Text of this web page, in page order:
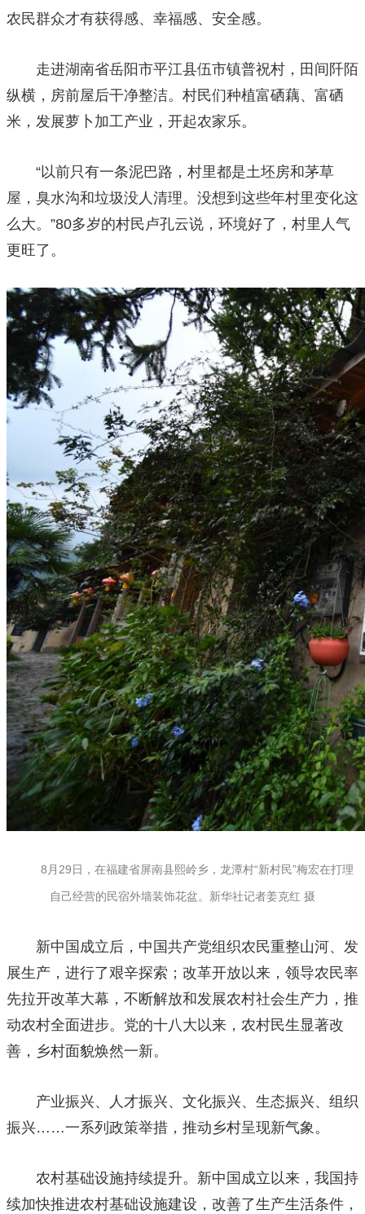
农民群众才有获得感、幸福感、安全感。
走进湖南省岳阳市平江县伍市镇普祝村，田间阡陌
纵横，房前屋后干净整洁。村民们种植富硒藕、富硒
米，发展萝卜加工产业，开起农家乐。
“以前只有一条泥巴路，村里都是土坯房和茅草
屋，臭水沟和垃圾没人清理。没想到这些年村里变化这
么大。”80多岁的村民卢孔云说，环境好了，村里人气
更旺了。
8月29日，在福建省屏南县熙岭乡，龙潭村“新村民”梅宏在打理
自己经营的民宿外墙装饰花盆。新华社记者姜克红 摄
新中国成立后，中国共产党组织农民重整山河、发
展生产，进行了艰辛探索；改革开放以来，领导农民率
先拉开改革大幕，不断解放和发展农村社会生产力，推
动农村全面进步。党的十八大以来，农村民生显著改
善，乡村面貌焕然一新。
产业振兴、人才振兴、文化振兴、生态振兴、组织
振兴……一系列政策举措，推动乡村呈现新气象。
农村基础设施持续提升。新中国成立以来，我国持
续加快推进农村基础设施建设，改善了生产生活条件，